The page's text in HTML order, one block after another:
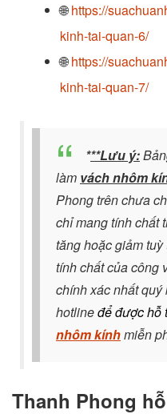
🌐https://
kinh-tai-quan-6/
🌐https://
kinh-tai-quan-7/
***Lưu ý:
làm vách nhôm
Phong trên chưa
chỉ mang tính chất
tăng hoặc giảm
tính chất của công
chính xác nhất
hotlineđể đượchỗ
nhôm kínhmiễn
Thanh Phong